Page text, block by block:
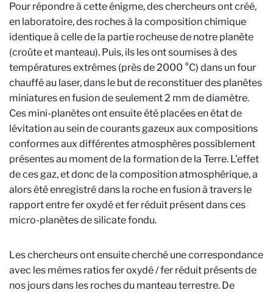
Pour répondre à cette énigme, des chercheurs ont créé,
en laboratoire, des roches à la composition chimique
identique à celle de la partie rocheuse de notre planète
(croûte et manteau). Puis, ils les ont soumises à des
températures extrêmes (près de 2000 °C) dans un four
chauffé au laser, dans le but de reconstituer des planètes
miniatures en fusion de seulement 2 mm de diamètre.
Ces mini-planètes ont ensuite été placées en état de
lévitation au sein de courants gazeux aux compositions
conformes aux différentes atmosphères possiblement
présentes au moment de la formation de la Terre. L’effet
de ces gaz, et donc de la composition atmosphérique, a
alors été enregistré dans la roche en fusion à travers le
rapport entre fer oxydé et fer réduit présent dans ces
micro-planètes de silicate fondu.
Les chercheurs ont ensuite cherché une correspondance
avec les mêmes ratios fer oxydé / fer réduit présents de
nos jours dans les roches du manteau terrestre. De